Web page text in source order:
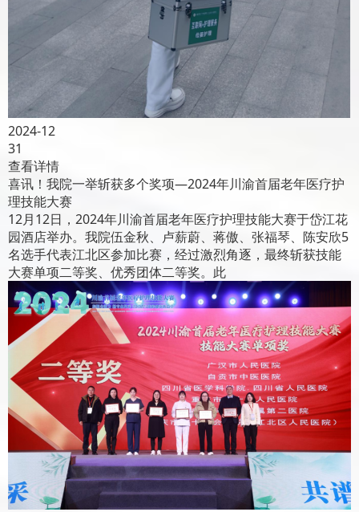
2024-12
31
查看详情
喜讯！我院一举斩获多个奖项—2024年川渝首届老年医疗护
理技能大赛
12月12日，2024年川渝首届老年医疗护理技能大赛于岱江花
园酒店举办。我院伍金秋、卢薪蔚、蒋傲、张福琴、陈安欣5
名选手代表江北区参加比赛，经过激烈角逐，最终斩获技能
大赛单项二等奖、优秀团体二等奖。此